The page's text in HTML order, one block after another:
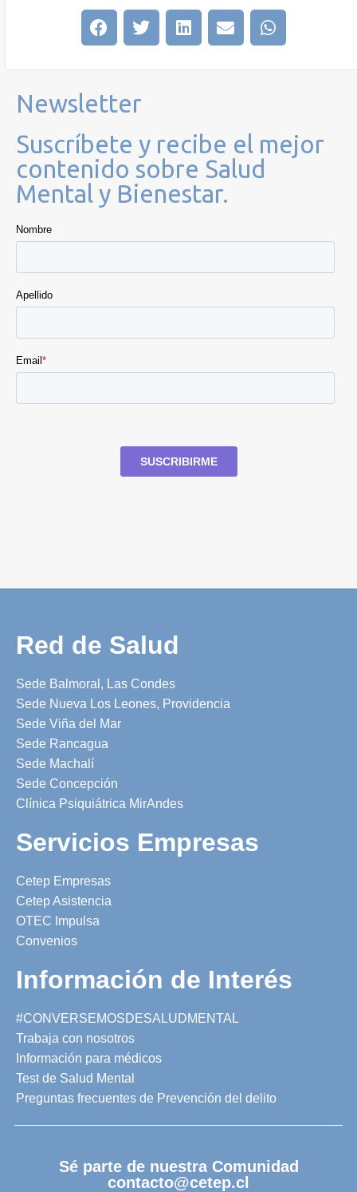
Newsletter
Suscríbete y recibe el mejor
contenido sobre Salud
Mental y Bienestar.
Red de Salud
Sede Balmoral, Las Condes
Sede Nueva Los Leones, Providencia
Sede Viña del Mar
Sede Rancagua
Sede Machalí
Sede Concepción
Clínica Psiquiátrica MirAndes
Servicios Empresas
Cetep Empresas
Cetep Asistencia
OTEC Impulsa
Convenios
Información de Interés
#CONVERSEMOSDESALUDMENTAL
Trabaja con nosotros
Información para médicos
Test de Salud Mental
Preguntas frecuentes de Prevención del delito
Sé parte de nuestra Comunidad
contacto@cetep.cl